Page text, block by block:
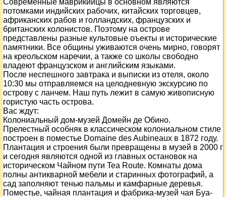
потомками индийских рабочих, китайских торговцев,
африканских рабов и голландских, французских и
британских колонистов. Поэтому на острове
представлены разные культовые оъекты и исторические
памятники. Все общины уживаются очень мирно, говорят
на креольском наречии, а также со школы свободно
владеют французском и английским языками.
После неспешного завтрака и выписки из отеля, около
10:30 мы отправляемся на целодневную экскурсию по
острову с ланчем. Наш путь лежит в самую живописную
гористую часть острова.
Вас ждут:
Колониальный дом-музей Домейн де Обино.
Прелестный особняк в классическом колониальном стиле
построен в поместье Domaine des Aubineaux в 1872 году.
Плантация и строения были превращены в музей в 2000 г
и сегодня являются одной из главных остановок на
историческом Чайном пути Tea Route. Комнаты дома
полны антикварной мебели и старинных фотографий, а
сад заполняют тенью пальмы и камфарные деревья.
Поместье, чайная плантация и фабрика-музей чая Буа-